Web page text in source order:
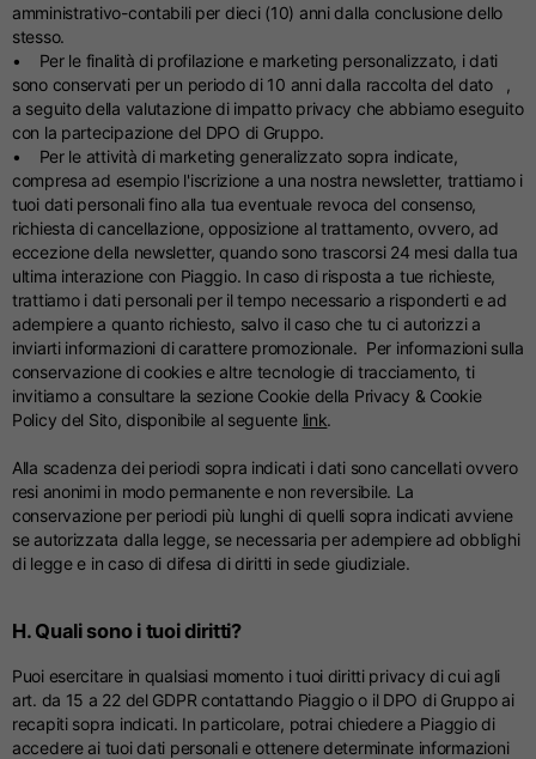
amministrativo-contabili per dieci (10) anni dalla conclusione dello
stesso.
• Per le finalità di profilazione e marketing personalizzato, i dati
sono conservati per un periodo di 10 anni dalla raccolta del dato ,
a seguito della valutazione di impatto privacy che abbiamo eseguito
con la partecipazione del DPO di Gruppo.
• Per le attività di marketing generalizzato sopra indicate,
compresa ad esempio l'iscrizione a una nostra newsletter, trattiamo i
tuoi dati personali fino alla tua eventuale revoca del consenso,
richiesta di cancellazione, opposizione al trattamento, ovvero, ad
eccezione della newsletter, quando sono trascorsi 24 mesi dalla tua
ultima interazione con Piaggio. In caso di risposta a tue richieste,
trattiamo i dati personali per il tempo necessario a risponderti e ad
adempiere a quanto richiesto, salvo il caso che tu ci autorizzi a
inviarti informazioni di carattere promozionale. Per informazioni sulla
conservazione di cookies e altre tecnologie di tracciamento, ti
invitiamo a consultare la sezione Cookie della Privacy & Cookie
Policy del Sito, disponibile al seguente link.
Alla scadenza dei periodi sopra indicati i dati sono cancellati ovvero
resi anonimi in modo permanente e non reversibile. La
conservazione per periodi più lunghi di quelli sopra indicati avviene
se autorizzata dalla legge, se necessaria per adempiere ad obblighi
di legge e in caso di difesa di diritti in sede giudiziale.
H. Quali sono i tuoi diritti?
Puoi esercitare in qualsiasi momento i tuoi diritti privacy di cui agli
art. da 15 a 22 del GDPR contattando Piaggio o il DPO di Gruppo ai
recapiti sopra indicati. In particolare, potrai chiedere a Piaggio di
accedere ai tuoi dati personali e ottenere determinate informazioni